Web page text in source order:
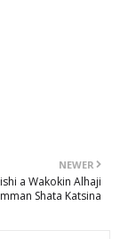
NEWER
a Wakokin Alhaji
Shata Katsina